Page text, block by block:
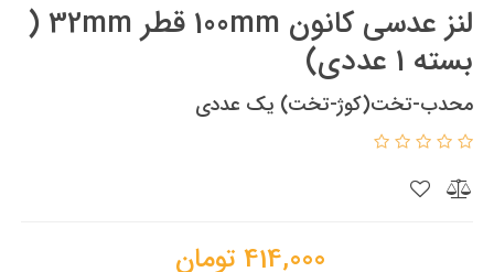
لنز عدسی کانون 100mm قطر 32mm (
بسته 1 عددی)
محدب-تخت(کوژ-تخت) یک عددی
414,000 تومان